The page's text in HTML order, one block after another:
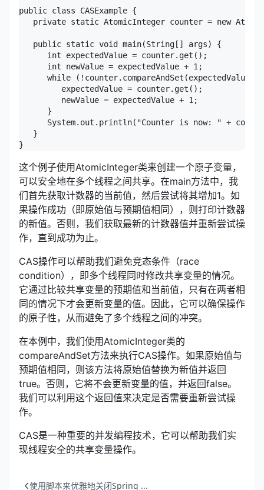
public class CASExample {
private static AtomicInteger counter = new
   public static void main(String[] args) {
      int expectedValue = counter.get();
      int newValue = expectedValue + 1;
while (!counter.compareAndSet(expectedValue,
         expectedValue = counter.get();
         newValue = expectedValue + 1;
      }
System.out.println("Counter is now: " +
   }
}
这个例子使用AtomicInteger类来创建一个原子变量，
可以安全地在多个线程之间共享。在main方法中，我
们首先获取计数器的当前值，然后尝试将其增加1。如
果操作成功（即原始值与预期值相同），则打印计数器
的新值。否则，我们获取最新的计数器值并重新尝试操
作，直到成功为止。
CAS操作可以帮助我们避免竞态条件（race
condition），即多个线程同时修改共享变量的情况。
它通过比较共享变量的预期值和当前值，只有在两者相
同的情况下才会更新变量的值。因此，它可以确保操作
的原子性，从而避免了多个线程之间的冲突。
在本例中，我们使用AtomicInteger类的
compareAndSet方法来执行CAS操作。如果原始值与
预期值相同，则该方法将原始值替换为新值并返回
true。否则，它将不会更新变量的值，并返回false。
我们可以利用这个返回值来决定是否需要重新尝试操
作。
CAS是一种重要的并发编程技术，它可以帮助我们实
现线程安全的共享变量操作。
使用脚本来优雅地关闭Spring ...